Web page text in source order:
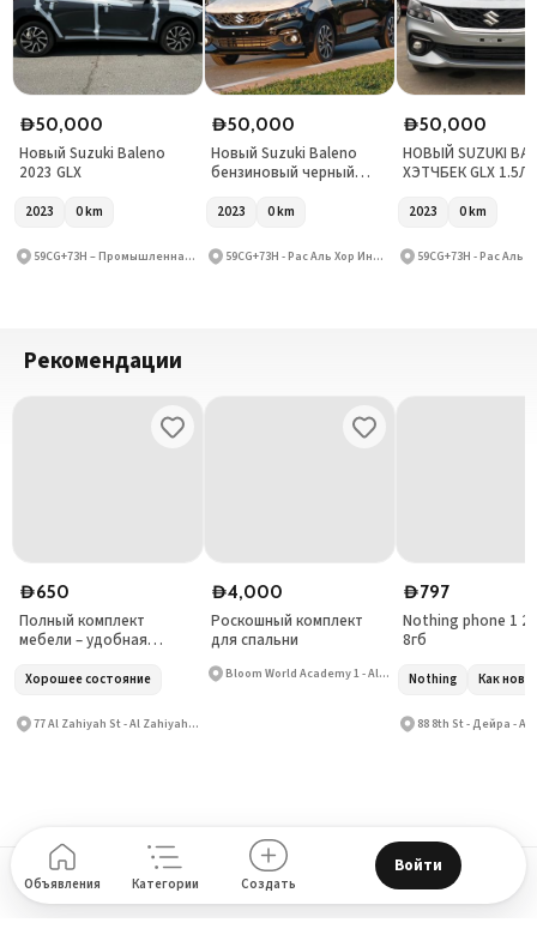
Объявления Категории Создать
Войти
D50,000
Новый Suzuki Baleno
2023 GLX
2023 0km
59CG+73H – Промышленная зона Рас-эль-Хор – Промышленная зона Рас-эль-Хор 3 – Дубай – Объединённые Арабские Эмираты
D50,000
Новый Suzuki Baleno
бензиновый черный
2023 0km
59CG+73H - Рас Аль Хор Индастриал Эрия - Рас Аль Хор Индастриал Эрия 3 - Дубай - Объединённые Арабские Эмираты
D50,000
НОВЫЙ SUZUKI
ХЭТЧБЕК GLX 1.5Л
2023 0km
Рекомендации
D650
Полный комплект
мебели – удобная
матрасом
Хорошее состояние
77 Al Zahiyah St - Al Zahiyah - E14
D4,000
Роскошный комплект
для спальни
Bloom World Academy 1 - Al Barsha South Second - Al Barsha South
D797
Nothing phone 1
8гб
Nothing Как
88 8th St - Дейра -
ПоддержкаБлог О насHow to place Ad? Privacy policy